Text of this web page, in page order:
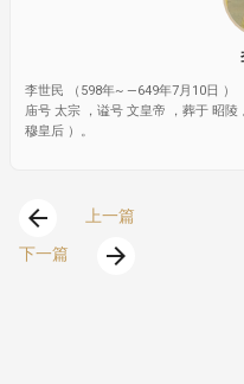
李世民 （598年~ —649年7月10日 ）
庙号 太宗 ，谥号 文皇帝 ，葬于 昭
穆皇后 ）。
arrow_back
上一篇
下一篇
arrow_forward